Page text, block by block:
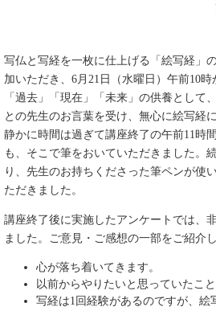
写仏と写経を一枚に仕上げる「絵写経」
加いただき、6月21日（水曜日）午前10時
「過去」「現在」「未来」の供養として
との先生のお言葉を受け、無心に絵写経
静かに時間は過ぎて講座終了の午前11時
も、そこで筆をおいていただきました。
り、先生のお持ちくださった筆ペンが使
ただきました。
講座終了後に実施したアンケートでは、
ました。ご意見・ご感想の一部をご紹介し
心が落ち着いてきます。
以前からやりたいと思っていたこ
写経は1回経験があるのですが、絵